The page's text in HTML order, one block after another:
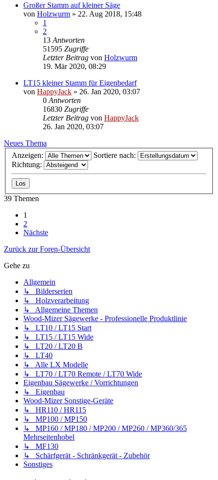
Großer Stamm auf kleiner Säge
von Holzwurm » 22. Aug 2018, 15:48
1
2
13 Antworten
51595 Zugriffe
Letzter Beitrag von Holzwurm
19. Mär 2020, 08:29
LT15 kleiner Stamm für Eigenbedarf
von HappyJack » 26. Jan 2020, 03:07
0 Antworten
16830 Zugriffe
Letzter Beitrag von HappyJack
26. Jan 2020, 03:07
Neues Thema
Anzeigen:
Sortiere nach:
Richtung:
39 Themen
1
2
Nächste
Zurück zur Foren-Übersicht
Gehe zu
Allgemein
↳ Bilderserien
↳ Holzverarbeitung
↳ Allgemeine Themen
Wood-Mizer Sägewerke - Professionelle Produktlinie
↳ LT10 / LT15 Start
↳ LT15 / LT15 Wide
↳ LT20 / LT20 B
↳ LT40
↳ Alle LX Modelle
↳ LT70 / LT70 Remote / LT70 Wide
Eigenbau Sägewerke / Vorrichtungen
↳ Eigenbau
Wood-Mizer Sonstige-Geräte
↳ HR110 / HR115
↳ MP100 / MP150
↳ MP160 / MP180 / MP200 / MP260 / MP360/365
Mehrseitenhobel
↳ MF130
↳ Schärfgerät - Schränkgerät - Zubehör
Sonstiges